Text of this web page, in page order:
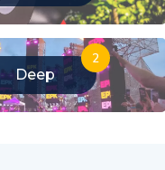
Deep
2